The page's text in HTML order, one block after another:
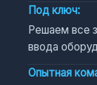
Под ключ:
Решаем все
ввода
Опытная